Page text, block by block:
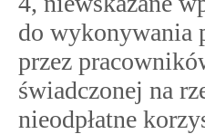
do wykonywania
przez
świadczonej na
nieodpłatne